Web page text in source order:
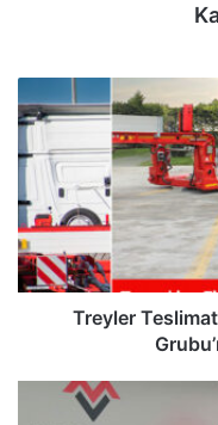
Teslimatı:
Ekay
ve
Aytaş
Grubu’na
2024
Teslimatı
Treyler
Metalog